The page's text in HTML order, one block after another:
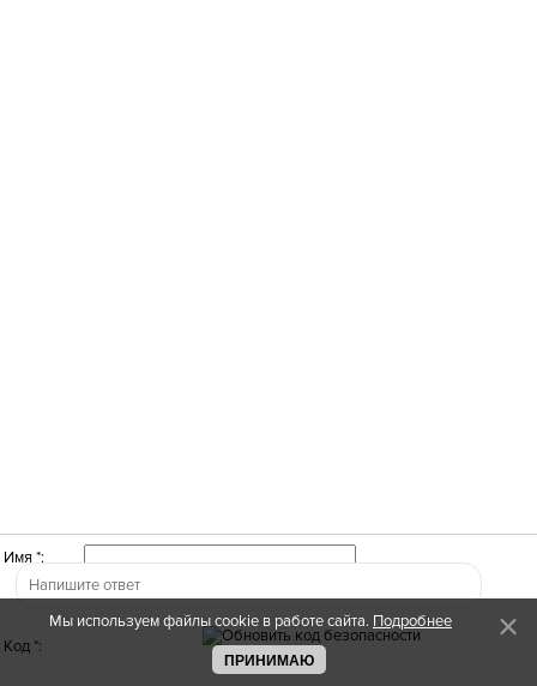
Имя *:
Код *:
Мы используем файлы cookie в работе сайта. Подробнее
ПРИНИМАЮ